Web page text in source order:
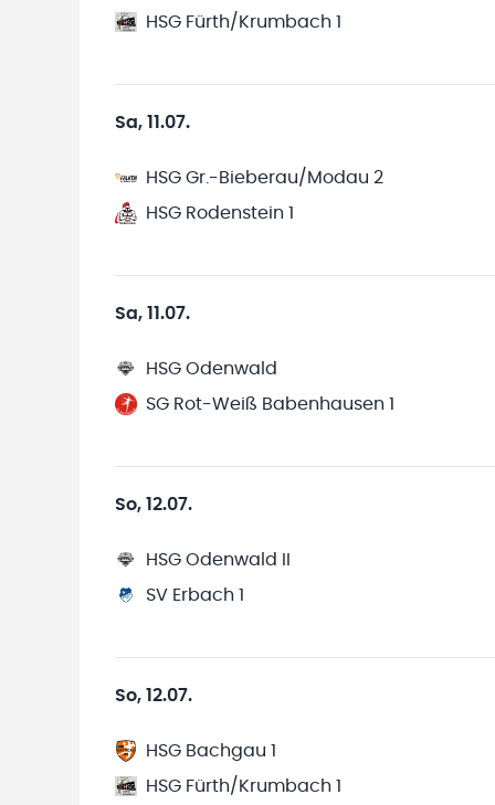
HSG Fürth/Krumbach 1
Sa, 11.07.
HSG Gr.-Bieberau/Modau 2
HSG Rodenstein 1
Sa, 11.07.
HSG Odenwald
SG Rot-Weiß Babenhausen 1
So, 12.07.
HSG Odenwald II
SV Erbach 1
So, 12.07.
HSG Bachgau 1
HSG Fürth/Krumbach 1